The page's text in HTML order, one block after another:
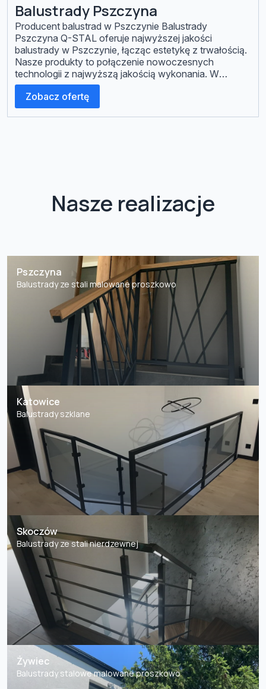
Balustrady Pszczyna
Producent balustrad w Pszczynie Balustrady
Pszczyna Q-STAL oferuje najwyższej jakości
balustrady w Pszczynie, łącząc estetykę z trwałością.
Nasze produkty to połączenie nowoczesnych
technologii z najwyższą jakością wykonania. W
ofercie posiadamy balustrady ze stali nierdzewnej,
balustrady wewnętrzne i zewnętrzne, balustrady
szklane, oraz balustrady ze stali malowanej
Zobacz ofertę
Nasze realizacje
Pszczyna
Balustrady ze stali malowane proszkowo
Katowice
Balustrady szklane
Skoczów
Balustrady ze stali nierdzewnej
Żywiec
Balustrady stalowe malowane proszkowo